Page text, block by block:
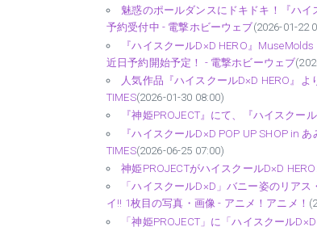
魅惑のポールダンスにドキドキ！『ハ
予約受付中 - 電撃ホビーウェブ(2026-01-22
『ハイスクールD×D HERO』
近日予約開始予定！ - 電撃ホビーウェブ
人気作品『ハイスクールD×D HERO』
TIMES(2026-01-30 08:00)
『神姫PROJECT』にて、『ハイスクー
『ハイスクールD×D POP UP SHOP in
TIMES(2026-06-25 07:00)
神姫PROJECTがハイスクールD×D
「ハイスクールD×D」バニー姿のリア
イ!! 1枚目の写真・画像 - アニメ！アニメ！
「神姫PROJECT」に「ハイスクール